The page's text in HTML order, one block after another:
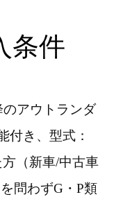
条件
のアウトランダ
付き、型式：
（新車/中古車
問わずG・P類